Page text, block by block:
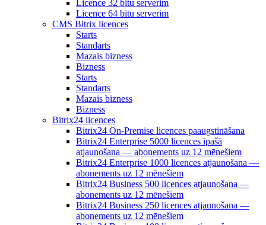
Licence 32 bitu serverim
Licence 64 bitu serverim
CMS Bitrix licences
Starts
Standarts
Mazais bizness
Bizness
Starts
Standarts
Mazais bizness
Bizness
Bitrix24 licences
Bitrix24 On-Premise licences paaugstināšana
Bitrix24 Enterprise 5000 licences īpašā
atjaunošana — abonements uz 12 mēnešiem
Bitrix24 Enterprise 1000 licences atjaunošana —
abonements uz 12 mēnešiem
Bitrix24 Business 500 licences atjaunošana —
abonements uz 12 mēnešiem
Bitrix24 Business 250 licences atjaunošana —
abonements uz 12 mēnešiem